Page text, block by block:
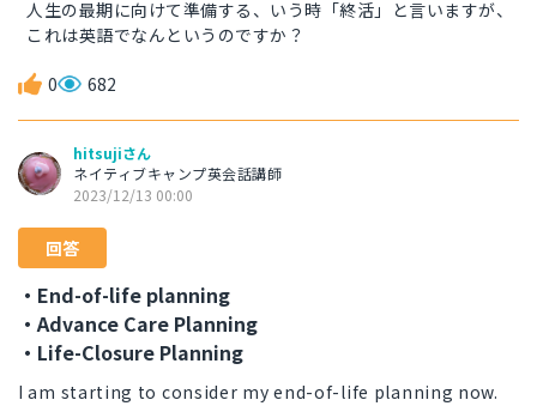
人生の最期に向けて準備する、いう時「終活」と言いますが、
これは英語でなんというのですか？
0 682
hitsujiさん
ネイティブキャンプ英会話講師
2023/12/13 00:00
回答
・End-of-life planning
・Advance Care Planning
・Life-Closure Planning
I am starting to consider my end-of-life planning now.